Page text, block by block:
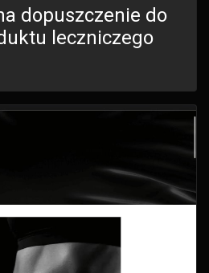
dopuszczenie do
leczniczego